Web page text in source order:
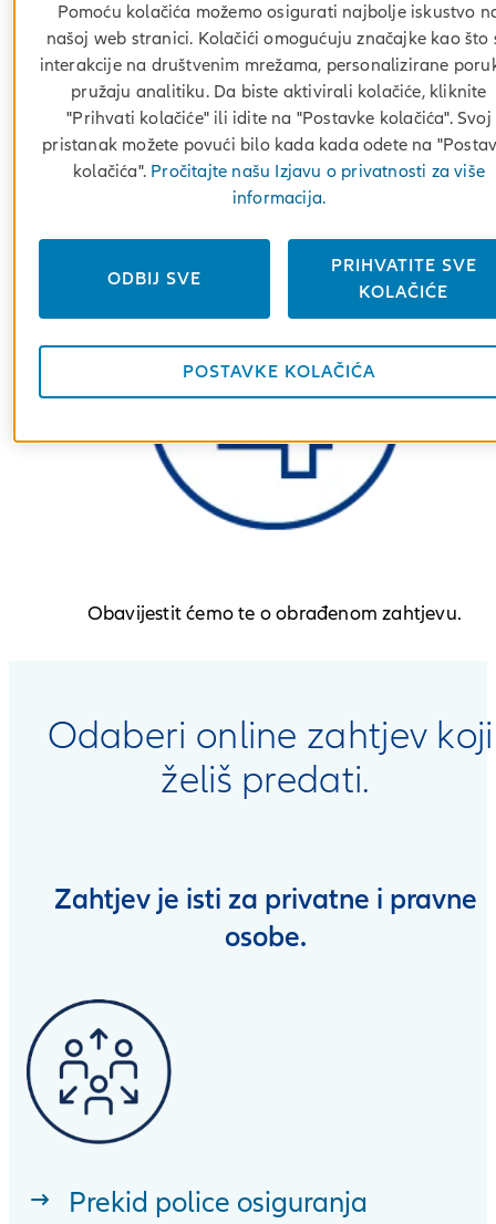
Dobiti ćeš potvrdu zaprimljenog zahtjeva.
Obavijestit ćemo te o obrađenom zahtjevu.
Odaberi online zahtjev koji
želiš predati.
Zahtjev je isti za privatne i pravne
osobe.
Prekid police osiguranja
Pomoću kolačića možemo osigurati najbolje iskustvo
našoj web stranici. Kolačići omogućuju značajke kao što
interakcije na društvenim mrežama, personalizirane
pružaju analitiku. Da biste aktivirali kolačiće, kliknite
"Prihvati kolačiće" ili idite na "Postavke kolačića". Svoj
pristanak možete povući bilo kada kada odete na
kolačića".Pročitajte našu Izjavu o privatnosti za više
informacija.
ODBIJ SVE
PRIHVATITE SVE
KOLAČIĆE
POSTAVKE KOLAČIĆA